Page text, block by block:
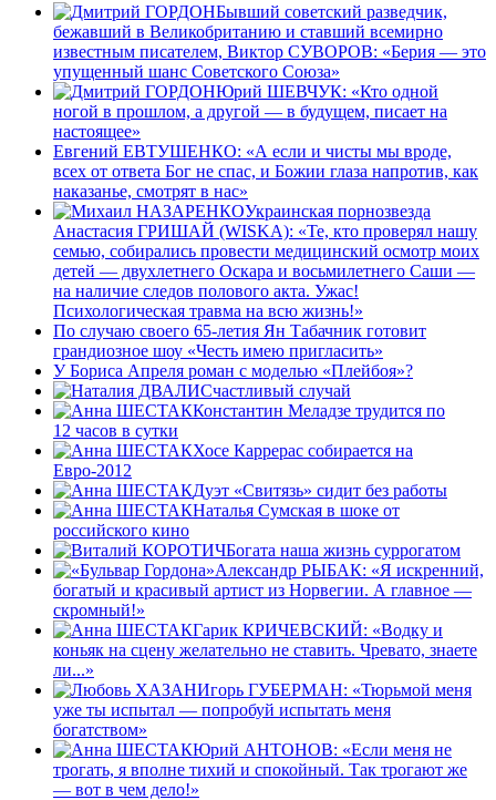
Бывший советский разведчик,
бежавший в Великобританию и ставший всемирно
известным писателем, Виктор СУВОРОВ: «Берия — это
упущенный шанс Советского Союза»
Юрий ШЕВЧУК: «Кто одной
ногой в прошлом, а другой — в будущем, писает на
настоящее»
Евгений ЕВТУШЕНКО: «А если и чисты мы вроде,
всех от ответа Бог не спас, и Божии глаза напротив, как
наказанье, смотрят в нас»
Украинская порнозвезда
Анастасия ГРИШАЙ (WISKA): «Те, кто проверял нашу
семью, собирались провести медицинский осмотр моих
детей — двухлетнего Оскара и восьмилетнего Саши —
на наличие следов полового акта. Ужас!
Психологическая травма на всю жизнь!»
По случаю своего 65-летия Ян Табачник готовит
грандиозное шоу «Честь имею пригласить»
У Бориса Апреля роман с моделью «Плейбоя»?
Счастливый случай
Константин Меладзе трудится по
12 часов в сутки
Хосе Каррерас собирается на
Евро-2012
Дуэт «Свитязь» сидит без работы
Наталья Сумская в шоке от
российского кино
Богата наша жизнь суррогатом
Александр РЫБАК: «Я искренний,
богатый и красивый артист из Норвегии. А главное —
скромный!»
Гарик КРИЧЕВСКИЙ: «Водку и
коньяк на сцену желательно не ставить. Чревато, знаете
ли...»
Игорь ГУБЕРМАН: «Тюрьмой меня
уже ты испытал — попробуй испытать меня
богатством»
Юрий АНТОНОВ: «Если меня не
трогать, я вполне тихий и спокойный. Так трогают же
— вот в чем дело!»